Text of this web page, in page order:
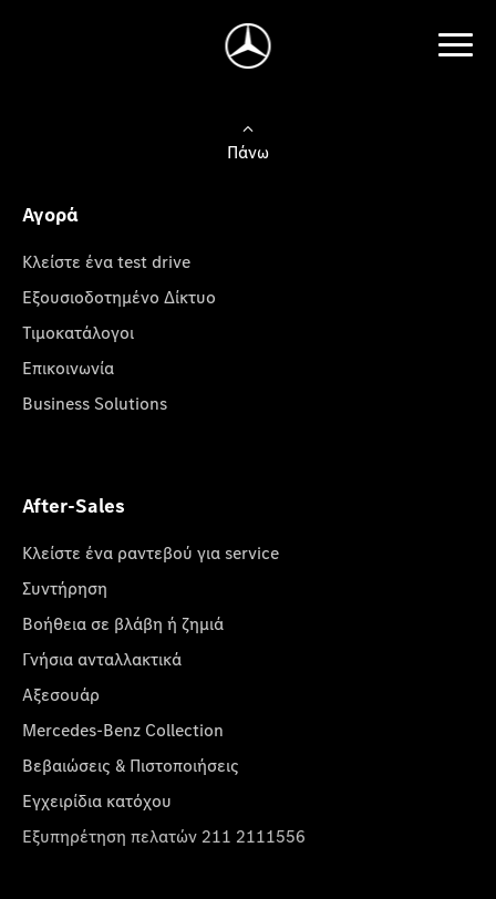
Πάνω
Αγορά
Κλείστε ένα test drive
Εξουσιοδοτημένο Δίκτυο
Τιμοκατάλογοι
Επικοινωνία
Business Solutions
After-Sales
Κλείστε ένα ραντεβού για service
Συντήρηση
Βοήθεια σε βλάβη ή ζημιά
Γνήσια ανταλλακτικά
Αξεσουάρ
Mercedes-Benz Collection
Βεβαιώσεις & Πιστοποιήσεις
Εγχειρίδια κατόχου
Εξυπηρέτηση πελατών 211 2111556